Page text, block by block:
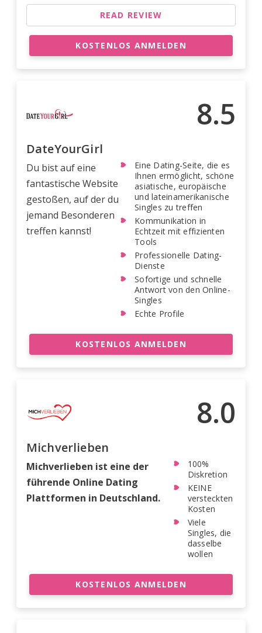
READ REVIEW
KOSTENLOS ANMELDEN
8.5
DateYourGirl
Du bist auf eine
fantastische Website
gestoßen, auf der du
jemand Besonderen
treffen kannst!
Eine Dating-Seite, die es
Ihnen ermöglicht, schöne
asiatische, europäische
und lateinamerikanische
Singles zu treffen
Kommunikation in
Echtzeit mit effizienten
Tools
Professionelle Dating-
Dienste
Sofortige und schnelle
Antwort von den Online-
Singles
Echte Profile
KOSTENLOS ANMELDEN
8.0
Michverlieben
Michverlieben ist eine der
führende Online Dating
Plattformen in Deutschland.
100%
Diskretion
KEINE
versteckten
Kosten
Viele
Singles, die
dasselbe
wollen
KOSTENLOS ANMELDEN